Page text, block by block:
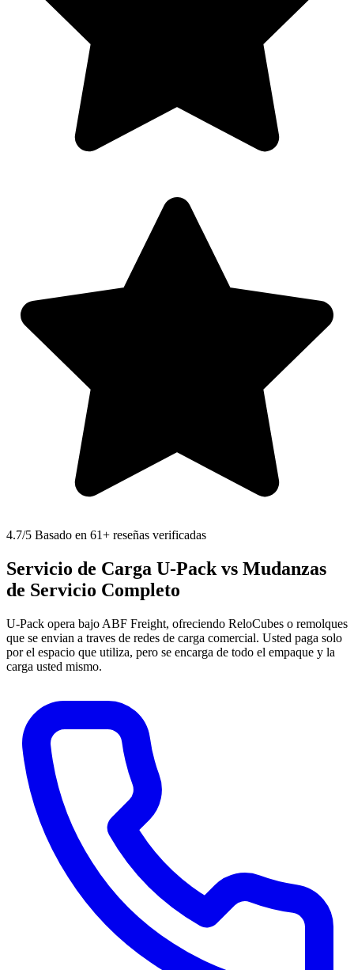
4.7/5 Basado en 61+ reseñas verificadas
Servicio de Carga U-Pack vs Mudanzas
de Servicio Completo
U-Pack opera bajo ABF Freight, ofreciendo ReloCubes o remolques
que se envian a traves de redes de carga comercial. Usted paga solo
por el espacio que utiliza, pero se encarga de todo el empaque y la
carga usted mismo.